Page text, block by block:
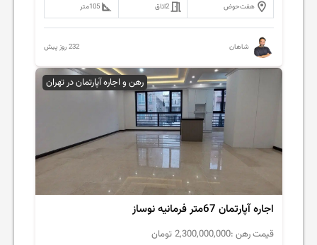
هفت‌حوض 2اتاق 105متر
شاهان 232 روز پیش
رهن و اجاره آپارتمان در تهران
اجاره آپارتمان 67متر فرمانیه نوساز
قیمت رهن :2,300,000,000 تومان